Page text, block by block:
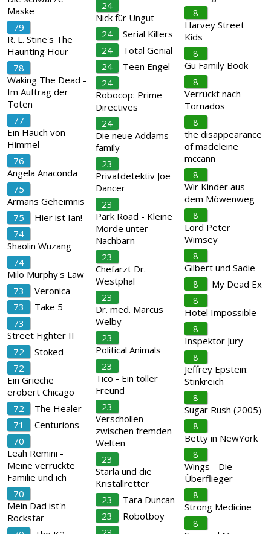
Maske
79
R. L. Stine's The
Haunting Hour
78
Waking The Dead -
Im Auftrag der
Toten
77
Ein Hauch von
Himmel
76
Angela Anaconda
75
Armans Geheimnis
75
Hier ist Ian!
74
Shaolin Wuzang
74
Milo Murphy's Law
73
Veronica
73
Take 5
73
Street Fighter II
72
Stoked
72
Ein Grieche
erobert Chicago
72
The Healer
71
Centurions
70
Leah Remini -
Meine verrückte
Familie und ich
70
Mein Dad ist'n
Rockstar
24
Nick für Ungut
24
Serial Killers
24
Total Genial
24
Teen Engel
24
Robocop: Prime
Directives
24
Die neue Addams
family
23
Privatdetektiv Joe
Dancer
23
Park Road - Kleine
Morde unter
Nachbarn
23
Chefarzt Dr.
Westphal
23
Dr. med. Marcus
Welby
23
Political Animals
23
Tico - Ein toller
Freund
23
Verschollen
zwischen fremden
Welten
23
Starla und die
Kristallretter
23
Tara Duncan
23
Robotboy
8
Harvey Street
Kids
8
Gu Family Book
8
Verrückt nach
Tornados
8
the disappearance
of madeleine
mccann
8
Wir Kinder aus
dem Möwenweg
8
Lord Peter
Wimsey
8
Gilbert und Sadie
8
My Dead Ex
8
Hotel Impossible
8
Inspektor Jury
8
Jeffrey Epstein:
Stinkreich
8
Sugar Rush (2005)
8
Betty in NewYork
8
Wings - Die
Überflieger
8
Strong Medicine
8